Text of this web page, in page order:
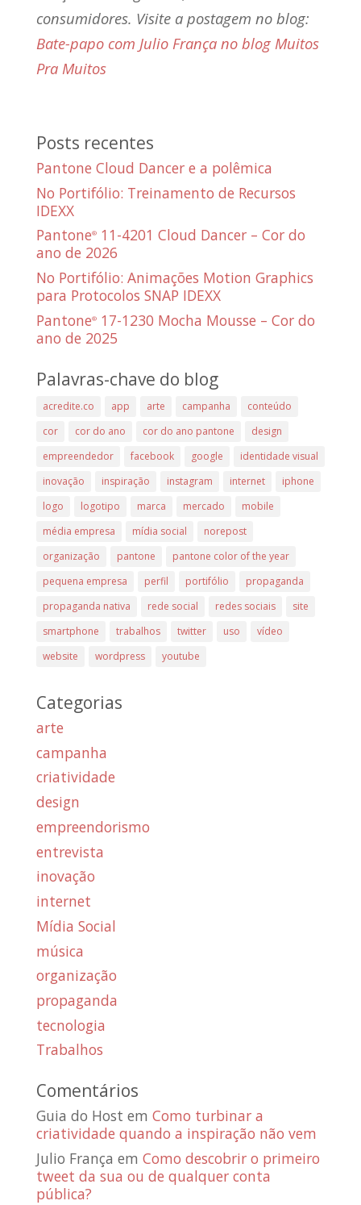
consumidores. Visite a postagem no blog:
Bate-papo com Julio França no blog Muitos
Pra Muitos
Posts recentes
Pantone Cloud Dancer e a polêmica
No Portifólio: Treinamento de Recursos
IDEXX
Pantone®11-4201 Cloud Dancer – Cor do
ano de 2026
No Portifólio: Animações Motion Graphics
para Protocolos SNAP IDEXX
Pantone®17-1230 Mocha Mousse – Cor do
ano de 2025
Palavras-chave do blog
acredite.co app arte campanha
conteúdo
cor
cor do ano cor do ano pantone
design
empreendedor
facebook google
identidade visual
inovação
inspiração instagram internet
iphone
logo
logotipo marca mercado
mobile
média empresa
mídia social
norepost
organização
pantone
pantone color of the year
pequena empresa
perfil portifólio
propaganda
propaganda nativa
rede social redes sociais
site
smartphone
trabalhos twitter uso
vídeo
website
wordpress youtube
Categorias
arte
campanha
criatividade
design
empreendorismo
entrevista
inovação
internet
Mídia Social
música
organização
propaganda
tecnologia
Trabalhos
Comentários
Guia do Host em Como turbinar a
criatividade quando a inspiração não vem
Julio França em Como descobrir o primeiro
tweet da sua ou de qualquer conta
pública?